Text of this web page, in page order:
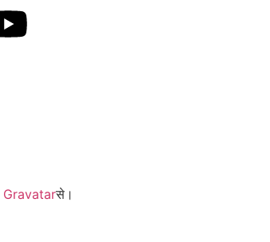
Gravatarसे।